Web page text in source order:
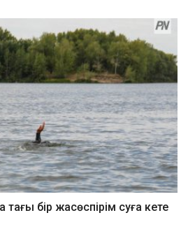
бір жасөспірім суға кете